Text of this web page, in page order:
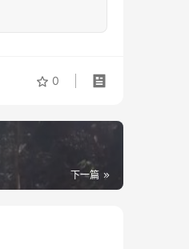
0
下一篇